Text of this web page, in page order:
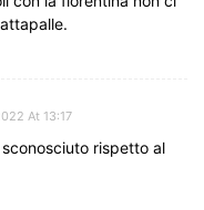
At 13:17
rispetto al